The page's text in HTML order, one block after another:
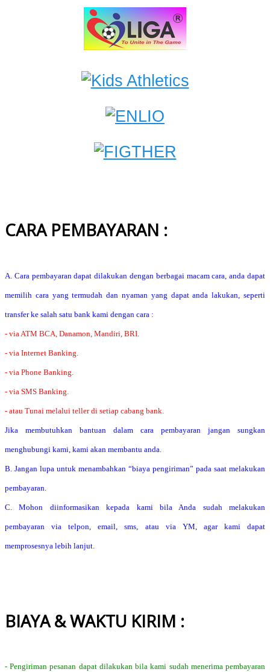
CARA PEMBAYARAN :
A. Cara pembayaran dapat dilakukan dengan berbagai macam cara, anda dapat
memilih cara yang termudah dan nyaman yang dapat anda lakukan, seperti
transfer ke salah satu bank kami dengan cara :
- via ATM BCA, Danamon, Mandiri, BRI.
- via Internet Banking.
- via Phone Banking.
- via SMS Banking.
- atau Tunai melalui teller di setiap cabang bank.
Jika membutuhkan bantuan dalam cara pembayaran jangan sungkan
menghubungi kami, kami akan membantu anda.
B. Jangan lupa untuk menambahkan “biaya pengiriman” pada saat melakukan
pembayaran.
C. Mohon diinformasikan kepada kami bila Anda sudah melakukan
pembayaran via telpon, email, sms, atau via YM, agar kami dapat
memprosesnya lebih lanjut.
BIAYA & WAKTU KIRIM :
- Pengiriman pesanan dapat dilakukan bila kami sudah menerima pembayaran